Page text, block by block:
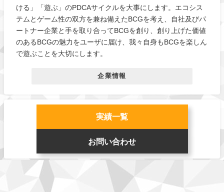
ける」「遊ぶ」のPDCAサイクルを大事にします。エコシス
テムとゲーム性の双方を兼ね備えたBCGを考え、自社及びパ
ートナー企業と手を取り合ってBCGを創り、創り上げた価値
のあるBCGの魅力をユーザに届け、我々自身もBCGを楽しん
で遊ぶことを大切にします。
企業情報
実績一覧
お問い合わせ